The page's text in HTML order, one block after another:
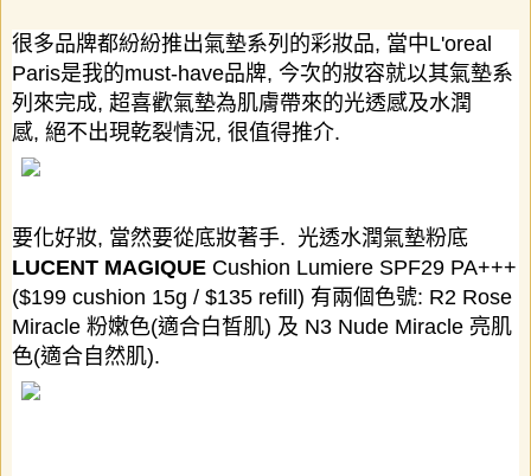
很多品牌都紛紛推出氣墊系列的彩妝品, 當中L'oreal
Paris是我的must-have品牌, 今次的妝容就以其氣墊系
列來完成, 超喜歡氣墊為肌膚帶來的光透感及水潤
感, 絕不出現乾裂情況, 很值得推介.
要化好妝, 當然要從底妝著手. 光透水潤氣墊粉底
LUCENT MAGIQUE Cushion Lumiere SPF29 PA+++
($199 cushion 15g / $135 refill) 有兩個色號: R2 Rose
Miracle 粉嫩色(適合白晳肌) 及 N3 Nude Miracle 亮肌
色(適合自然肌).